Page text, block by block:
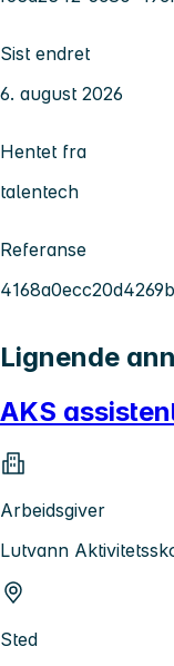
Sist endret
6. august 2026
Hentet fra
talentech
Referanse
Lignende
AKS
Arbeidsgiver
Lutvann
Sted